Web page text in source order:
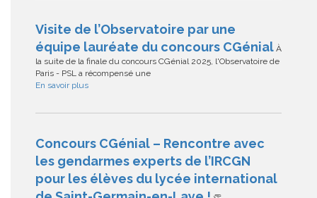
Visite de l’Observatoire par une
équipe lauréate du concours CGénial À
la suite de la finale du concours CGénial 2025, l'Observatoire de
Paris - PSL a récompensé une
En savoir plus
Concours CGénial – Rencontre avec
les gendarmes experts de l’IRCGN
pour les élèves du lycée international